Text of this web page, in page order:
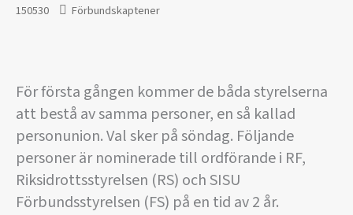
150530 Förbundskaptener
För första gången kommer de båda styrelserna
att bestå av samma personer, en så kallad
personunion. Val sker på söndag. Följande
personer är nominerade till ordförande i RF,
Riksidrottsstyrelsen (RS) och SISU
Förbundsstyrelsen (FS) på en tid av 2 år.